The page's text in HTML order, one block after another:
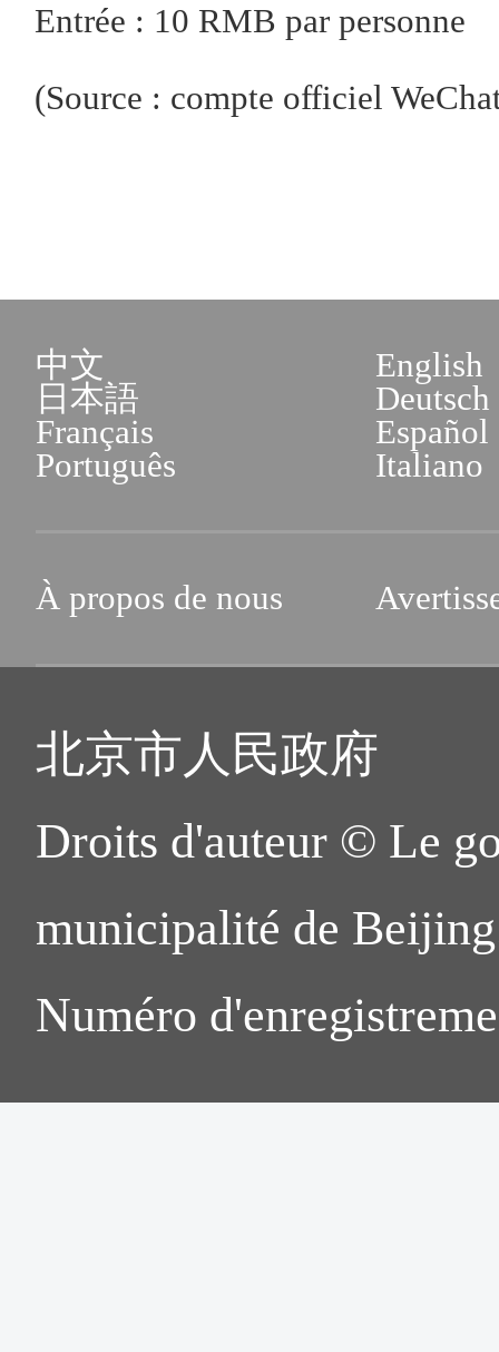
Entrée : 10 RMB par personne
(Source : compte officiel
中文
English
日本語
Deutsch
Français
Español
Português
Italiano
À propos de nous
北京市人民政府
Droits d'auteur © Le
municipalité de
Numéro